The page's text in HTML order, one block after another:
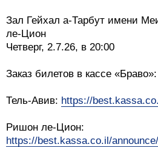
Зал Гейхал а-Тарбут имени
ле-Цион
Четверг, 2.7.26, в 20:00
Заказ билетов в кассе «Браво»:
Тель-Авив: https://
Ришон ле-Цион:
https://best.kassa.co.il/